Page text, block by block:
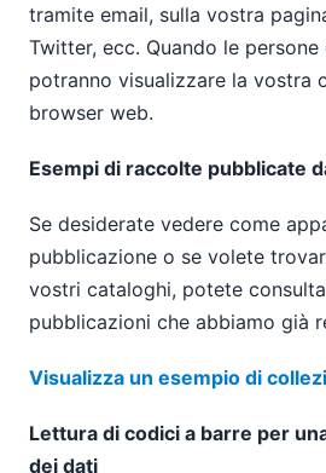
tramite email, sulla vostra
Twitter, ecc. Quando le
potranno visualizzare la vostra
browser web.
Esempi di raccolte pubblicate
Se desiderate vedere come
pubblicazione o se volete
vostri cataloghi, potete
pubblicazioni che abbiamo già
Visualizza un esempio di
Lettura di codici a barre per
dei dati